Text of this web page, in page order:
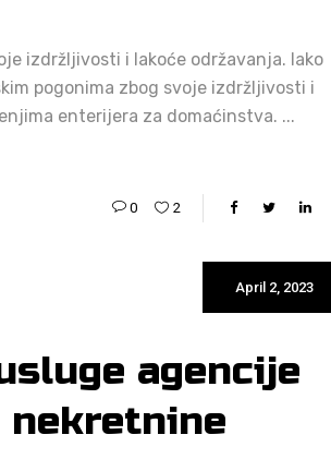
izdržljivosti i lakoće održavanja. Iako
pogonima zbog svoje izdržljivosti i
enterijera za domaćinstva.
0 2
April 2, 2023
agencije